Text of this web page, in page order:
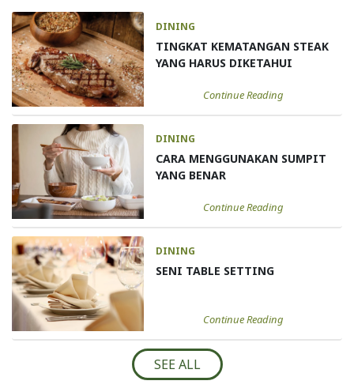
DINING
TINGKAT KEMATANGAN STEAK
YANG HARUS DIKETAHUI
Continue Reading
DINING
CARA MENGGUNAKAN SUMPIT
YANG BENAR
Continue Reading
DINING
SENI TABLE SETTING
Continue Reading
SEE ALL